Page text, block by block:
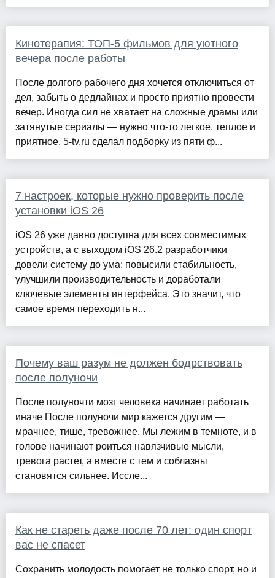
Кинотерапия: ТОП-5 фильмов для уютного
вечера после работы
После долгого рабочего дня хочется отключиться от
дел, забыть о дедлайнах и просто приятно провести
вечер. Иногда сил не хватает на сложные драмы или
затянутые сериалы — нужно что-то легкое, теплое и
приятное. 5-tv.ru сделал подборку из пяти ф...
7 настроек, которые нужно проверить после
установки iOS 26
iOS 26 уже давно доступна для всех совместимых
устройств, а с выходом iOS 26.2 разработчики
довели систему до ума: повысили стабильность,
улучшили производительность и доработали
ключевые элементы интерфейса. Это значит, что
самое время переходить н...
Почему ваш разум не должен бодрствовать
после полуночи
После полуночти мозг человека начинает работать
иначе После полуночи мир кажется другим —
мрачнее, тише, тревожнее. Мы лежим в темноте, и в
голове начинают роиться навязчивые мысли,
тревога растет, а вместе с тем и соблазны
становятся сильнее. Иссле...
Как не стареть даже после 70 лет: один спорт
вас не спасет
Сохранить молодость помогает не только спорт, но и